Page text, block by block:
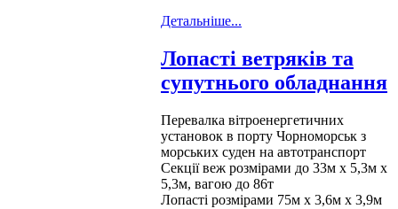
Детальніше...
Лопасті ветряків та
супутнього обладнання
Перевалка вітроенергетичних
установок в порту Чорноморськ з
морських суден на автотранспорт
Секції веж розмірами до 33м х 5,3м х
5,3м, вагою до 86т
Лопасті розмірами 75м х 3,6м х 3,9м